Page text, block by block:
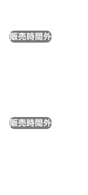
販売時間外
販売時間外